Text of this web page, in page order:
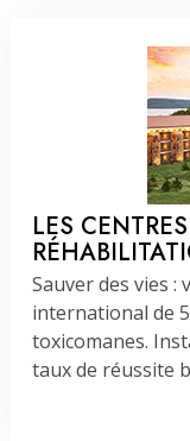
LES
Sauver des vies :
international de
toxicomanes.
taux de réussite